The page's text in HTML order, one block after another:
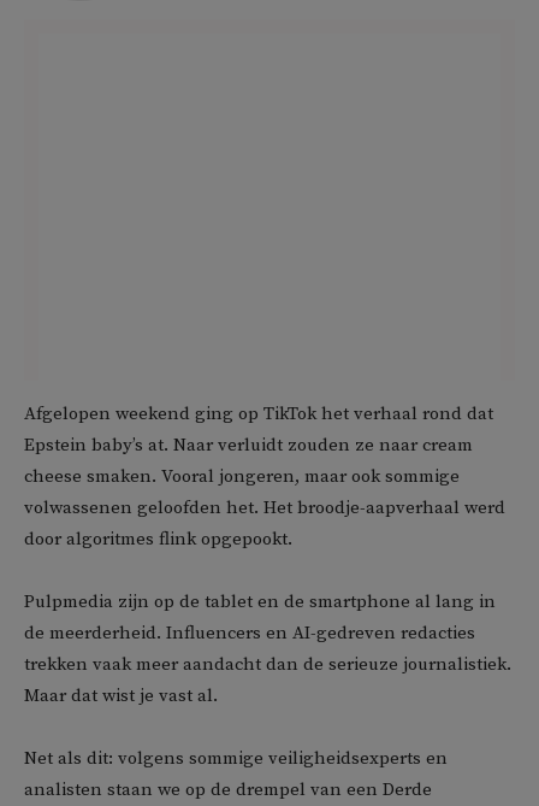
Afgelopen weekend ging op TikTok het verhaal rond dat
Epstein baby’s at. Naar verluidt zouden ze naar cream
cheese smaken. Vooral jongeren, maar ook sommige
volwassenen geloofden het. Het broodje-aapverhaal werd
door algoritmes flink opgepookt.
Pulpmedia zijn op de tablet en de smartphone al lang in
de meerderheid. Influencers en AI-gedreven redacties
trekken vaak meer aandacht dan de serieuze journalistiek.
Maar dat wist je vast al.
Net als dit: volgens sommige veiligheidsexperts en
analisten staan we op de drempel van een Derde